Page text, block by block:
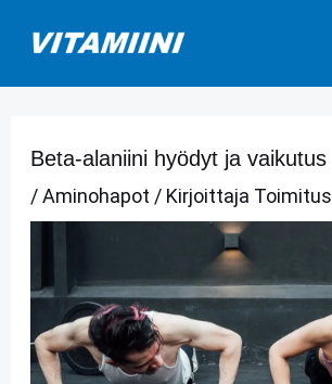
sisältöön
Beta-alaniini hyödyt ja vaikutus
/Aminohapot / Kirjoittaja Toimitus